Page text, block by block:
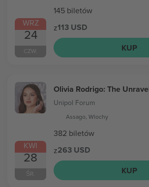
WRZ
24
CZW.
145 biletów
z113 USD
KUP
KWI
28
ŚR.
Olivia Rodrigo: The
Unipol Forum
Assago, Wlochy
382 biletów
z263 USD
KUP